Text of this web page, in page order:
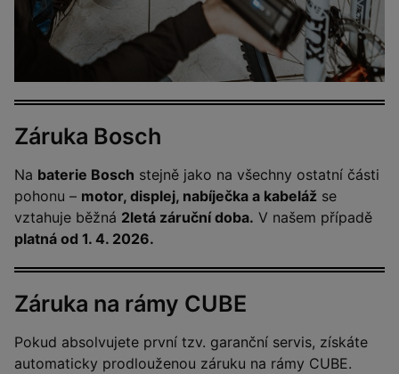
Záruka Bosch
Na baterie Bosch stejně jako na všechny ostatní části
pohonu – motor, displej, nabíječka a kabeláž se
vztahuje běžná 2letá záruční doba. V našem případě
platná od 1. 4. 2026.
Záruka na rámy CUBE
Pokud absolvujete první tzv. garanční servis, získáte
automaticky prodlouženou záruku na rámy CUBE.